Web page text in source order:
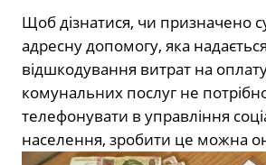
Щоб дізнатися, чи призначено
адресну допомогу, яка
відшкодування витрат на
комунальних послуг не
телефонувати в управління
населення, зробити це можна